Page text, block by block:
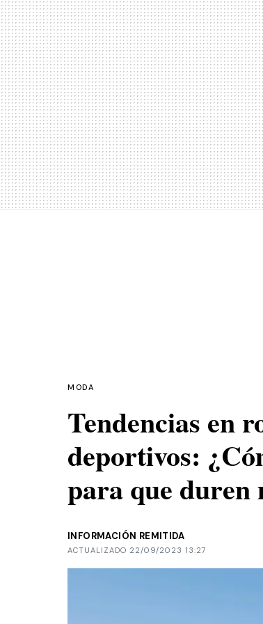
MODA
Tendencias en
deportivos:
para que duren
INFORMACIÓN REMITIDA
ACTUALIZADO 22/09/2023 13:27